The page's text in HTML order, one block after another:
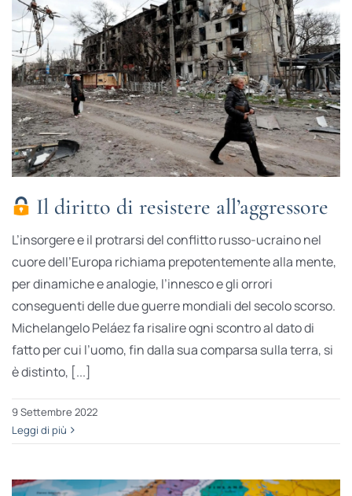
Il diritto di resistere all’aggressore
L’insorgere e il protrarsi del conflitto russo-ucraino nel
cuore dell’Europa richiama prepotentemente alla mente,
per dinamiche e analogie, l’innesco e gli orrori
conseguenti delle due guerre mondiali del secolo scorso.
Michelangelo Peláez fa risalire ogni scontro al dato di
fatto per cui l’uomo, fin dalla sua comparsa sulla terra, si
è distinto, [...]
9 Settembre 2022
Leggi di più